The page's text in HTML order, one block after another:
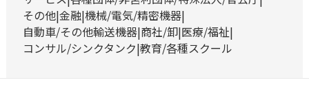
その他 金融 機械/電気/精密機器
自動車/その他輸送機器 商社/卸 医療/福祉
コンサル/シンクタンク 教育/各種スクール